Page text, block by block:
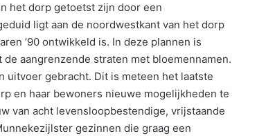
het dorp getoetst zijn door een
ligt aan de noordwestkant van het dorp
’90 ontwikkeld is. In deze plannen is
de aangrenzende straten met bloemennamen.
uitvoer gebracht. Dit is meteen het laatste
en haar bewoners nieuwe mogelijkheden te
van acht levensloopbestendige, vrijstaande
gezinnen die graag een